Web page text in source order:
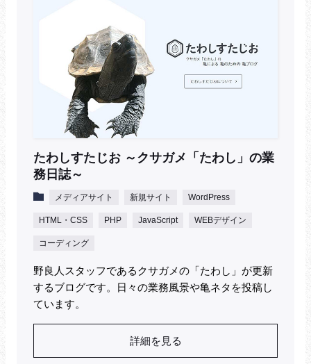
たわしすたじお ～クサガメ「たわし」の業
務日誌～
メディアサイト 新規サイト WordPress
HTML・CSS PHP JavaScript WEBデザイン
コーディング
野良人スタッフであるクサガメの「たわし」が更新
するブログです。日々の業務風景や亀ネタを投稿し
ています。
詳細を見る